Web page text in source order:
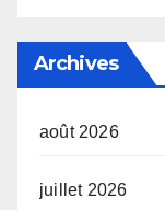
Archives
août 2026
juillet 2026